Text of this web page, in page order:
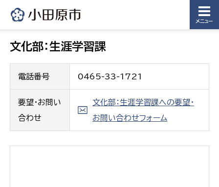
メニュー
文化部：生涯学習課
電話番号 0465-33-1721
要望・お問い
合わせ
文化部：生涯学習課への要望・
お問い合わせフォーム